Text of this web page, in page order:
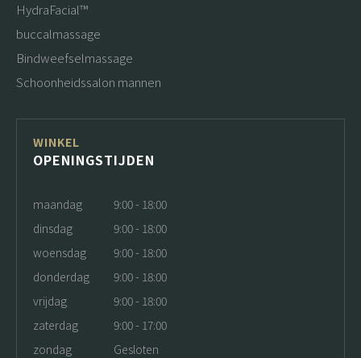
HydraFacial™
buccalmassage
Bindweefselmassage
Schoonheidssalon mannen
WINKEL
OPENINGSTIJDEN
maandag
9:00 - 18:00
dinsdag
9:00 - 18:00
woensdag
9:00 - 18:00
donderdag
9:00 - 18:00
vrijdag
9:00 - 18:00
zaterdag
9:00 - 17:00
zondag
Gesloten